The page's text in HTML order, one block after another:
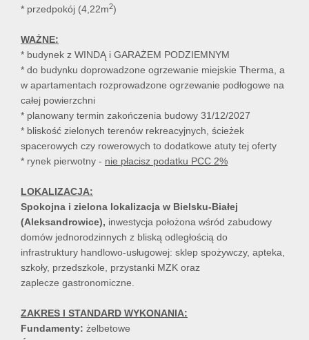
* przedpokój (4,22m2)
WAŻNE:
* budynek z WINDĄ i GARAŻEM PODZIEMNYM
* do budynku doprowadzone ogrzewanie miejskie Therma, a
w apartamentach rozprowadzone ogrzewanie podłogowe na
całej powierzchni
* planowany termin zakończenia budowy 31/12/2027
* bliskość zielonych terenów rekreacyjnych, ścieżek
spacerowych czy rowerowych to dodatkowe atuty tej oferty
* rynek pierwotny - nie płacisz podatku PCC 2%
LOKALIZACJA:
Spokojna i zielona lokalizacja w Bielsku-Białej
(Aleksandrowice), inwestycja położona wśród zabudowy
domów jednorodzinnych z bliską odległością do
infrastruktury handlowo-usługowej: sklep spożywczy, apteka,
szkoły, przedszkole, przystanki MZK oraz
zaplecze gastronomiczne.
ZAKRES I STANDARD WYKONANIA:
Fundamenty: żelbetowe